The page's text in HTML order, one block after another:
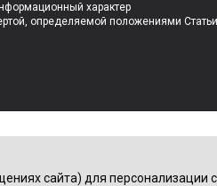
характер
определяемой положениями
сайта) для